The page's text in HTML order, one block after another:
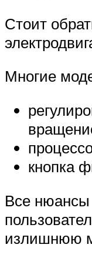
Стоит
Многие
кнопка
Все нюансы
излишнюю